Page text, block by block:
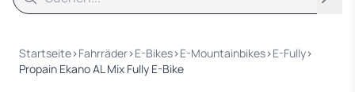
Startseite›Fahrräder›E-Bikes›E-Mountainbikes›E-Fully›
Propain Ekano AL Mix Fully E-Bike